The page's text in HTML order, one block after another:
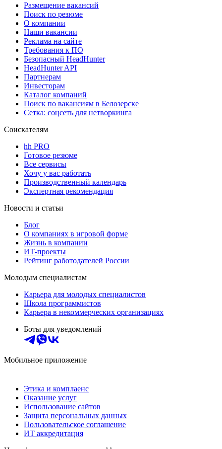
Размещение вакансий
Поиск по резюме
О компании
Наши вакансии
Реклама на сайте
Требования к ПО
Безопасный HeadHunter
HeadHunter API
Партнерам
Инвесторам
Каталог компаний
Поиск по вакансиям в Белозерске
Сетка: соцсеть для нетворкинга
Соискателям
hh PRO
Готовое резюме
Все сервисы
Хочу у вас работать
Производственный календарь
Экспертная рекомендация
Новости и статьи
Блог
О компаниях в игровой форме
Жизнь в компании
ИТ-проекты
Рейтинг работодателей России
Молодым специалистам
Карьера для молодых специалистов
Школа программистов
Карьера в некоммерческих организациях
Боты для уведомлений
Мобильное приложение
Этика и комплаенс
Оказание услуг
Использование сайтов
Защита персональных данных
Пользовательское соглашение
ИТ аккредитация